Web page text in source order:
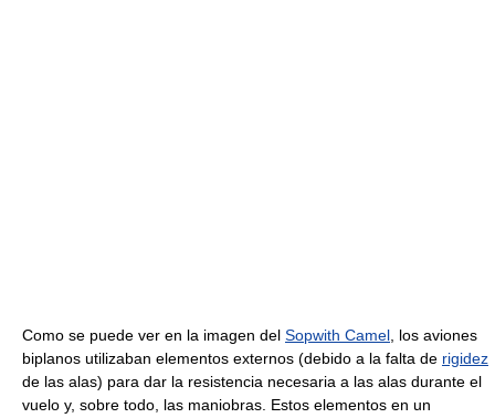
Como se puede ver en la imagen del Sopwith Camel , los aviones
biplanos utilizaban elementos externos (debido a la falta de rigidez
de las alas) para dar la resistencia necesaria a las alas durante el
vuelo y, sobre todo, las maniobras. Estos elementos en un